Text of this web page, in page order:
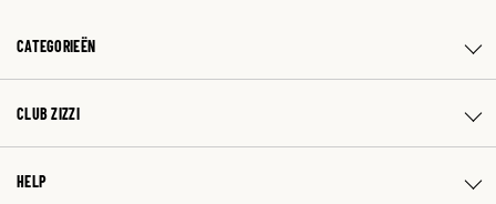
CATEGORIEËN
CLUB ZIZZI
HELP